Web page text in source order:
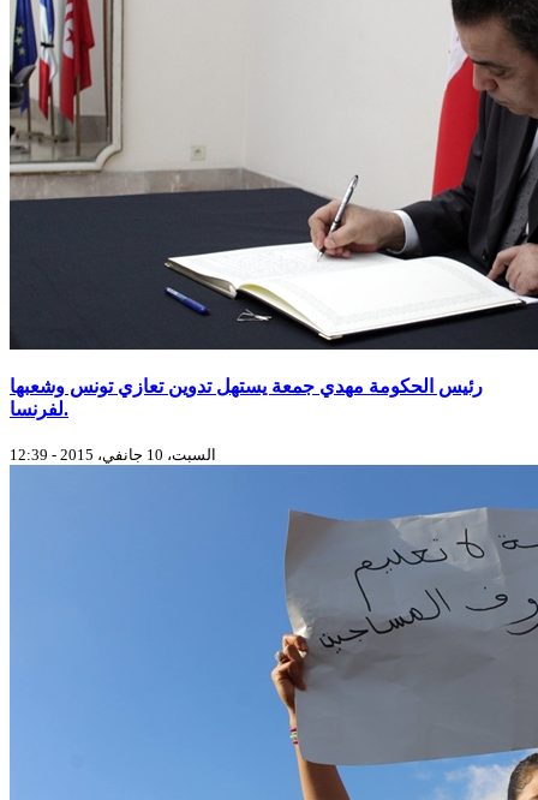
رئيس الحكومة مهدي جمعة يستهل تدوين تعازي تونس وشعبها
لفرنسا‎‎.
السبت، 10 جانفي، 2015 - 12:39